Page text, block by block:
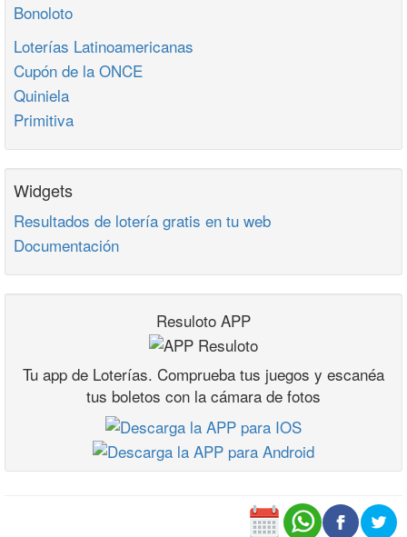
Bonoloto
Loterías Latinoamericanas
Cupón de la ONCE
Quiniela
Primitiva
Widgets
Resultados de lotería gratis en tu web
Documentación
Resuloto APP
Tu app de Loterías. Comprueba tus juegos y escanéa
tus boletos con la cámara de fotos